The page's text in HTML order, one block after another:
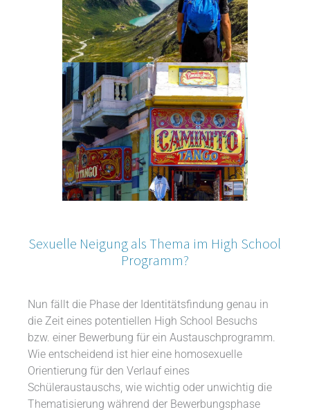
Sexuelle Neigung als Thema im High School
Programm?
Nun fällt die Phase der Identitätsfindung genau in
die Zeit eines potentiellen High School Besuchs
bzw. einer Bewerbung für ein Austauschprogramm.
Wie entscheidend ist hier eine homosexuelle
Orientierung für den Verlauf eines
Schüleraustauschs, wie wichtig oder unwichtig die
Thematisierung während der Bewerbungsphase